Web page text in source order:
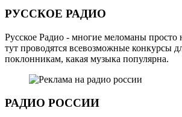
РУССКОЕ РАДИО
Русское Радио - многие меломаны просто
тут проводятся всевозможные конкурсы
поклонникам, какая музыка популярна.
РАДИО РОССИИ